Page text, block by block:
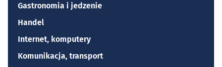
Gastronomia i jedzenie
Handel
Internet, komputery
Komunikacja, transport